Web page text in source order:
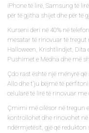
iPhone të lirë, Samsung të
për të gjitha shijet dhe për të
Kurseni deri në 40% në
mesatar të rinovuar të tregut
Halloween, Krishtlindjet, Dita
Pushimet e Mëdha dhe më
Çdo rast është një mënyrë
Allo dhe t'ju bëjmë të
celularë të lirë të rinovuar
Çmimi më cilësor në tregun
kontrollohet dhe rinovohet
ndërmjetësit, gjë që